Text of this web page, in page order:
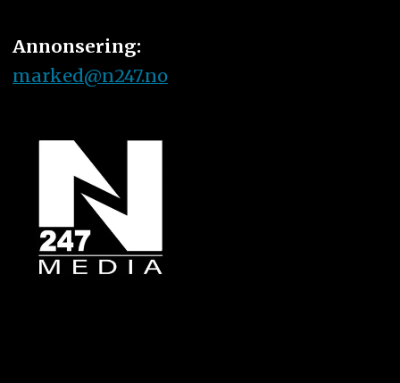
Annonsering:
marked@n247.no